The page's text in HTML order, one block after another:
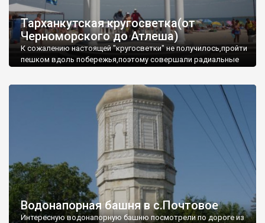
Тарханкутская кругосветка(от
Черноморского до Атлеша)
К сожалению настоящей "кругосветки" не получилось,пройти
пешком вдоль побережья,поэтому совершали радиальные
Водонапорная башня в с.Почтовое
Интересную водонапорную башню посмотрели по дороге из